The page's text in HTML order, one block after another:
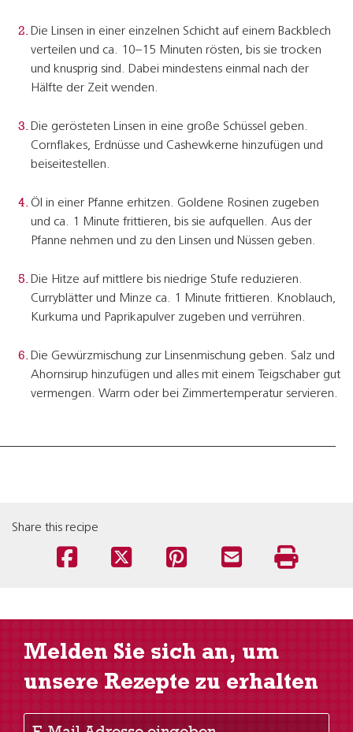
Die Linsen in einer einzelnen Schicht auf einem Backblech
verteilen und ca. 10–15 Minuten rösten, bis sie trocken
und knusprig sind. Dabei mindestens einmal nach der
Hälfte der Zeit wenden.
Die gerösteten Linsen in eine große Schüssel geben.
Cornflakes, Erdnüsse und Cashewkerne hinzufügen und
beiseitestellen.
Öl in einer Pfanne erhitzen. Goldene Rosinen zugeben
und ca. 1 Minute frittieren, bis sie aufquellen. Aus der
Pfanne nehmen und zu den Linsen und Nüssen geben.
Die Hitze auf mittlere bis niedrige Stufe reduzieren.
Curryblätter und Minze ca. 1 Minute frittieren. Knoblauch,
Kurkuma und Paprikapulver zugeben und verrühren.
Die Gewürzmischung zur Linsenmischung geben. Salz und
Ahornsirup hinzufügen und alles mit einem Teigschaber gut
vermengen. Warm oder bei Zimmertemperatur servieren.
Share this recipe
Melden Sie sich an, um
unsere Rezepte zu erhalten
E-Mail Adresse eingeben